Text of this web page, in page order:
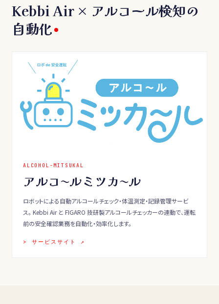
Kebbi Air × アルコール検知の
自動化
ALCOHOL-MITSUKAL
アルコ〜ルミツカ〜ル
ロボットによる自動アルコールチェック・体温測定・記録管理サービ
ス。 Kebbi Air と FIGARO 技研製アルコールチェッカーの連動で、運転
前の安全確認業務を自動化・効率化します。
> サービスサイト ↗